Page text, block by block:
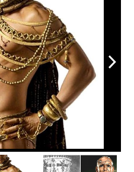
arrow_forward_ios